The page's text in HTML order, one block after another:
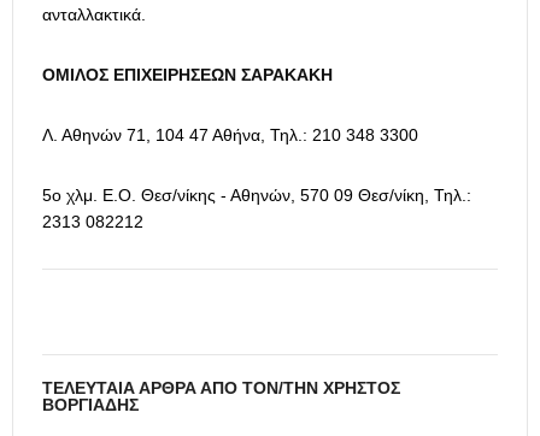
ανταλλακτικά.
ΟΜΙΛΟΣ ΕΠΙΧΕΙΡΗΣΕΩΝ ΣΑΡΑΚΑΚΗ
Λ. Αθηνών 71, 104 47 Αθήνα, Τηλ.: 210 348 3300
5ο χλμ. Ε.Ο. Θεσ/νίκης - Αθηνών, 570 09 Θεσ/νίκη, Τηλ.:
2313 082212
ΤΕΛΕΥΤΑΊΑ ΆΡΘΡΑ ΑΠΌ ΤΟΝ/ΤΗΝ ΧΡΉΣΤΟΣ
ΒΟΡΓΙΆΔΗΣ